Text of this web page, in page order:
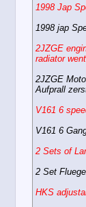
1998 Jap
1998 jap
2JZGE
radiator
2JZGE
Aufprall
V161 6
V161 6
2 Sets of
2 Set
HKS